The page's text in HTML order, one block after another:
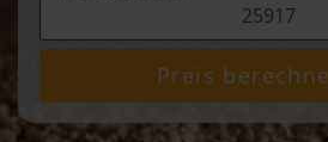
Preis